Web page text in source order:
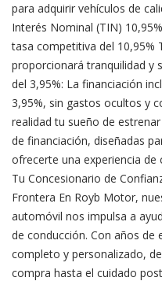
para adquirir vehículos de
Interés Nominal (TIN)
tasa competitiva del 10,95%
proporcionará tranquilidad y
del 3,95%: La financiación
3,95%, sin gastos ocultos y
realidad tu sueño de
de financiación, diseñadas
ofrecerte una experiencia de
Tu Concesionario de
Frontera En Royb Motor,
automóvil nos impulsa a
de conducción. Con años de
completo y personalizado,
compra hasta el cuidado